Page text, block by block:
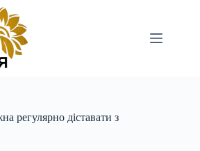
регулярно діставати з